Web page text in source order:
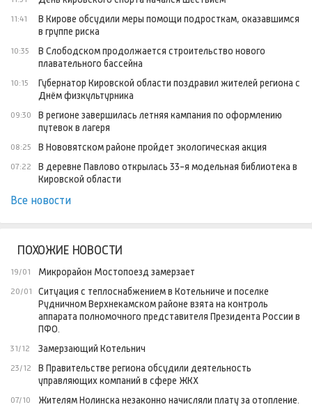
11:41
В Кирове обсудили меры помощи подросткам, оказавшимся
в группе риска
10:35
В Слободском продолжается строительство нового
плавательного бассейна
10:15
Губернатор Кировской области поздравил жителей региона с
Днём физкультурника
09:30
В регионе завершилась летняя кампания по оформлению
путевок в лагеря
08:25 В Нововятском районе пройдет экологическая акция
07:22
В деревне Павлово открылась 33-я модельная библиотека в
Кировской области
Все новости
ПОХОЖИЕ НОВОСТИ
19/01 Микрорайон Мостопоезд замерзает
20/01
Ситуация с теплоснабжением в Котельниче и поселке
Рудничном Верхнекамском районе взята на контроль
аппарата полномочного представителя Президента России в
ПФО.
31/12 Замерзающий Котельнич
23/12
В Правительстве региона обсудили деятельность
управляющих компаний в сфере ЖКХ
07/10 Жителям Нолинска незаконно начисляли плату за отопление.